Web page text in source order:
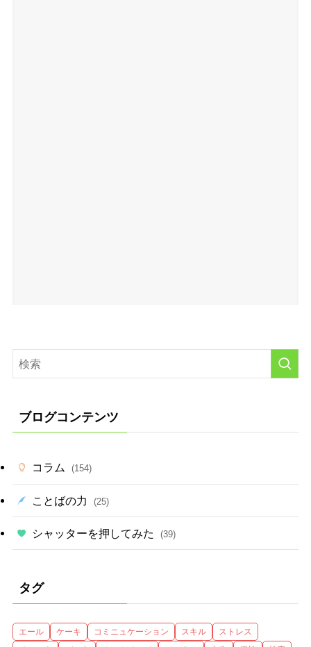
ブログコンテンツ
コラム (154)
ことばの力 (25)
シャッターを押してみた (39)
タグ
エール ケーキ コミニュケーション スキル
ストレス